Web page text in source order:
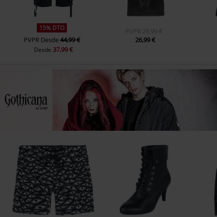
15% DTO
PVPR Desde44,99 €
Desde 37,99 €
PVPR 29,99 €
26,99 €